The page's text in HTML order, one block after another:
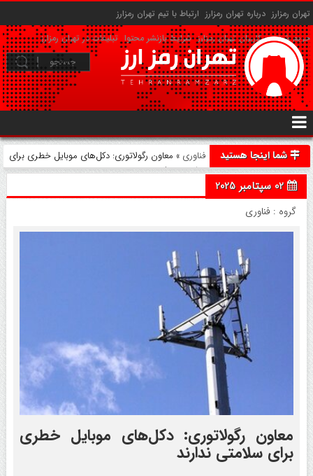
تهران رمزارز درباره تهران رمزارز ارتباط با تیم تهران رمزارز
حریم شخصی کاربران تهران رمزارز شرایط بازنشر محتوا تبلیغات در تهران رمزارز
شما اینجا هستید فناوری » معاون رگولاتوری: دکل‌های موبایل خطری برای
سلامتی ندارند
02 سپتامبر 2025
گروه : فناوری
معاون رگولاتوری: دکل‌های موبایل خطری
برای سلامتی ندارند